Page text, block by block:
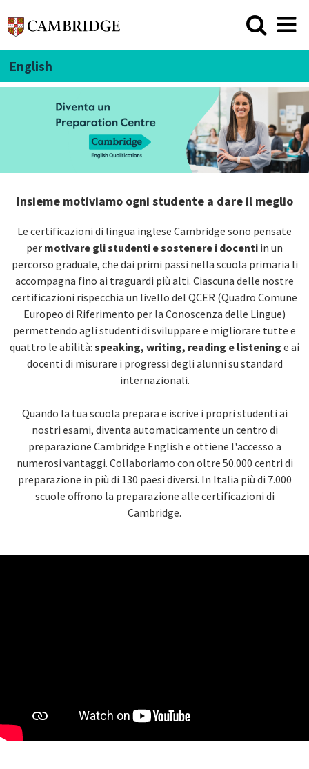
English
Insieme motiviamo ogni studente a dare il meglio
Le certificazioni di lingua inglese Cambridge sono pensate
per motivare gli studenti e sostenere i docenti in un
percorso graduale, che dai primi passi nella scuola primaria li
accompagna fino ai traguardi più alti. Ciascuna delle nostre
certificazioni rispecchia un livello del QCER (Quadro Comune
Europeo di Riferimento per la Conoscenza delle Lingue)
permettendo agli studenti di sviluppare e migliorare tutte e
quattro le abilità: speaking, writing, reading e listening e ai
docenti di misurare i progressi degli alunni su standard
internazionali.
Quando la tua scuola prepara e iscrive i propri studenti ai
nostri esami, diventa automaticamente un centro di
preparazione Cambridge English e ottiene l'accesso a
numerosi vantaggi. Collaboriamo con oltre 50.000 centri di
preparazione in più di 130 paesi diversi. In Italia più di 7.000
scuole offrono la preparazione alle certificazioni di
Cambridge.